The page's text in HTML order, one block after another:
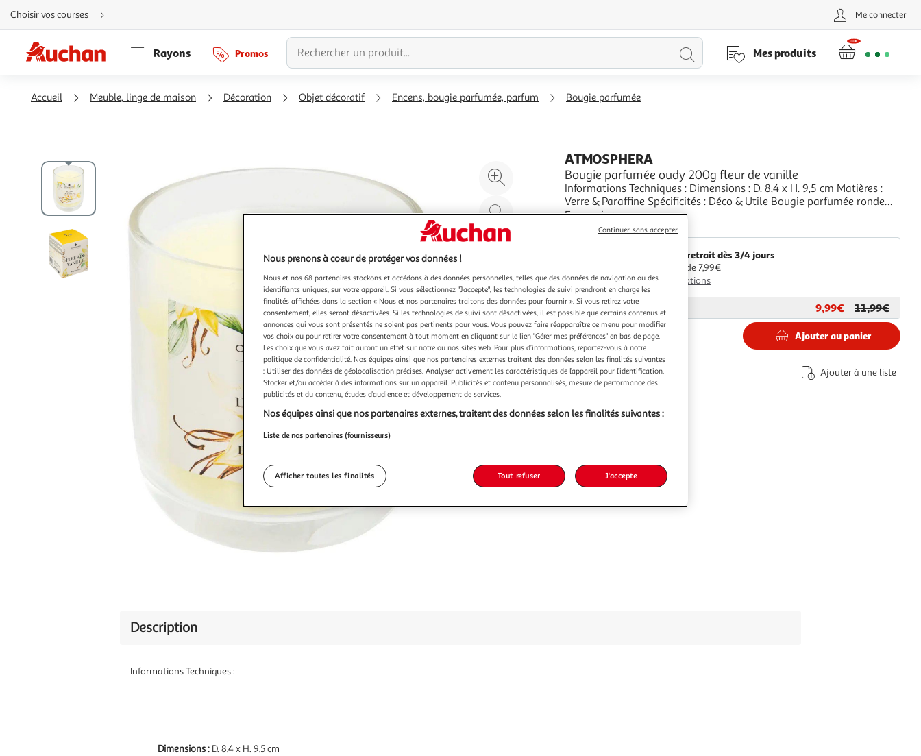
Aller
directement
au
Aller
directement
à
Aller
directement
Choisir vos courses Me connecter
Rayons Promos
Lancer
Mes produits
Accueil Meuble, linge de maison Décoration Objet décoratif Encens, bougie parfumée, parfum Bougie parfumée
Agrandir
l'illustration
à
200%
Réduire
l'illustration
à
%
Partager
produit
ATMOSPHERA
Bougie parfumée oudy 200g fleur de vanille
Informations Techniques : Dimensions : D. 8,4 x H. 9,5 cm Matières :
Verre & Paraffine Spécificités : Déco & Utile Bougie parfumée ronde
Senteur : Vanille Contenance : 200 g Durée de combustion : +/- 30
heures Poids : 0,51 kg Couleur : Transparent & Jaune
En savoir +
Vendu parParis Prix
Livr. ou retrait dès 3/4 jours
A partir de 7,99€
Plus d'options
Vendu par Paris Prix 9,99€
11,99€
-17 %
11,99€
9,99€
Ajouter au panier
Ajouter à une liste
Description
Informations Techniques :
Dimensions : D. 8,4 x H. 9,5 cm
Nous prenons à coeur de protéger vos données !
Nous et nos 68 partenaires stockons et accédons à des données personnelles, telles que des données de navigation ou des
identifiants uniques, sur votre appareil. Si vous sélectionnez "J'accepte", les technologies de suivi prendront en charge les
finalités affichées dans la section « Nous et nos partenaires traitons des données pour fournir ». Si vous retirez votre
consentement, elles seront désactivées. Si les technologies de suivi sont désactivées, il est possible que certains contenus et
annonces qui vous sont présentés ne soient pas pertinents pour vous. Vous pouvez faire réapparaître ce menu pour modifier
vos choix ou pour retirer votre consentement à tout moment en cliquant sur le lien "Gérer mes préférences" en bas de page.
Les choix que vous avez fait auront un effet sur notre ou nos sites web. Pour plus d’informations, reportez-vous à notre
politique de confidentialité. Nos équipes ainsi que nos partenaires externes traitent des données selon les finalités suivantes
: Utiliser des données de géolocalisation précises. Analyser activement les caractéristiques de l’appareil pour l’identification.
Stocker et/ou accéder à des informations sur un appareil. Publicités et contenu personnalisés, mesure de performance des
publicités et du contenu, études d’audience et développement de services.
Nos équipes ainsi que nos partenaires externes, traitent des données selon les finalités suivantes :
Liste de nos partenaires (fournisseurs)
Afficher toutes les finalités Tout refuser J'accepte
Continuer sans accepter